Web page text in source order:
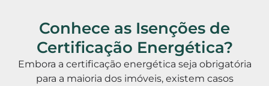
Conhece as Isenções de
Certificação Energética?
Embora a certificação energética seja obrigatória
para a maioria dos imóveis, existem casos